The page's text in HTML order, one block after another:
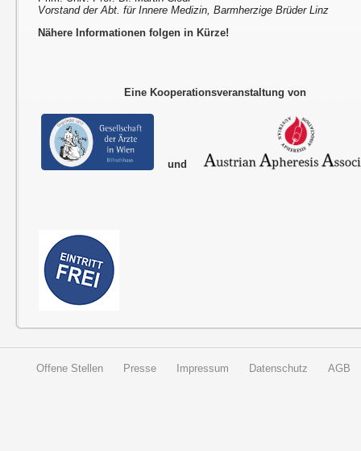
Vorstand der Abt. für Innere Medizin, Barmherzige Brüder Linz
Nähere Informationen folgen in Kürze!
Eine Kooperationsveranstaltung von
und
Offene Stellen Presse Impressum Datenschutz AGB